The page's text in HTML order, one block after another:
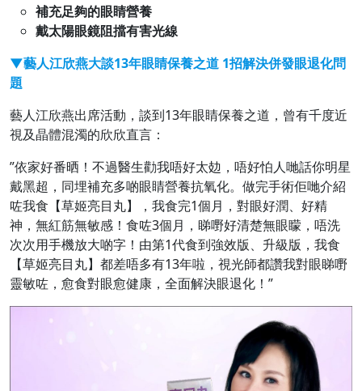
補充足夠的眼睛營養
戴太陽眼鏡阻擋有害光線
▼藝人江欣燕大談13年眼睛保養之道 1招解決併發眼退化問
題
藝人江欣燕出席活動，談到13年眼睛保養之道，曾有千度近
視及晶體混濁的欣欣直言：
”依家好番晒！不過醫生勸我唔好太攰，唔好怕人哋話你明星
戴黑超，同埋補充多啲眼睛營養抗氧化。做完手術佢哋介紹
咗我食【草姬亮目丸】，我食完1個月，對眼好潤、好精
神，無紅筋無敏感！食咗3個月，睇嘢好清楚無眼矇，唔洗
次次用手機放大啲字！由第1代食到強效版、升級版，我食
【草姬亮目丸】都差唔多有13年啦，視光師都讚我對眼睇嘢
靈敏咗，愈食對眼愈健康，全面解決眼退化！”